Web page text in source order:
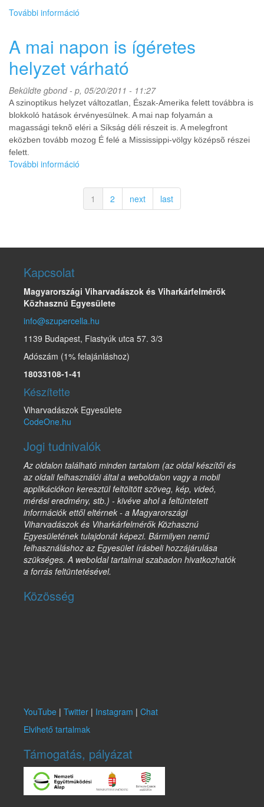
További információ
moderate
risk
tartalommal
A mai napon is ígéretes
helyzet várható
Beküldte gbond- p, 05/20/2011 - 11:27
A szinoptikus helyzet változatlan, Észak-Amerika felett továbbra is
blokkoló hatások érvényesülnek. A mai nap folyamán a
magassági teknõ eléri a Síkság déli részeit is. A melegfront
eközben tovább mozog É felé a Mississippi-völgy középsõ részei
felett.
További információ
napon
ígéretes
tartalommal
1 2 next last
Kapcsolat
Magyarországi Viharvadászok és Viharkárfelmérők
Közhasznú Egyesülete
info@szupercella.hu
1139 Budapest, Fiastyúk utca 57. 3/3
Adószám (1% felajánláshoz)
18033108-1-41
Készítette
Viharvadászok Egyesülete
CodeOne.hu
Jogi tudnivalók
Az oldalon található minden tartalom (az oldal készítői és
az oldali felhasználói által a weboldalon vagy a mobil
applikációkon keresztül feltöltött szöveg, kép, videó,
mérési eredmény, stb.) - kivéve ahol a feltüntetett
információk ettől eltérnek - a Magyarországi
Viharvadászok és Viharkárfelmérők Közhasznú
Egyesületének tulajdonát képezi. Bármilyen nemű
felhasználáshoz az Egyesület írásbeli hozzájárulása
szükséges. A weboldal tartalmai szabadon hivatkozhatók
a forrás feltüntetésével.
Közösség
YouTube | Twitter | Instagram | Chat
Elvihető tartalmak
Támogatás, pályázat